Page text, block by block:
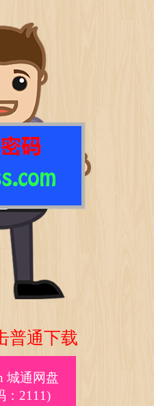
普通下载
城通网盘
：2111)